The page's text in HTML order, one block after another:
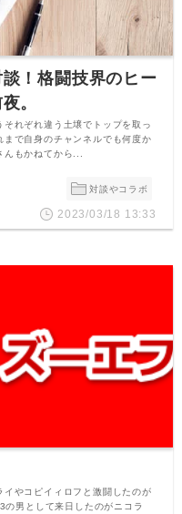
！格闘技界のヒー
。
れぞれ違う土壌でトップを取っ
で自身のチャンネルでも何度か
もかねてから...
対談やコラボ
2023/03/18 13:33
やコピイィロフと激闘したのが
男として来日したのがニコラ